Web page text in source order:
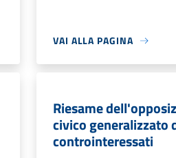
VAI ALLA PAGINA
Riesame
civico generalizzato
controinteressati